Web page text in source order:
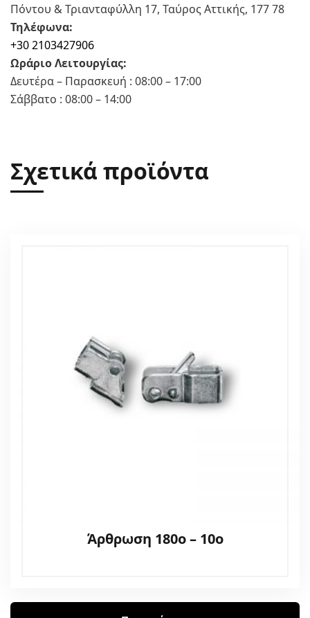
Πόντου & Τριανταφύλλη 17, Ταύρος Αττικής, 177 78
Τηλέφωνα:
+30 2103427906
Ωράριο Λειτουργίας:
Δευτέρα – Παρασκευή : 08:00 – 17:00
Σάββατο : 08:00 – 14:00
Σχετικά προϊόντα
Άρθρωση 180ο – 10ο